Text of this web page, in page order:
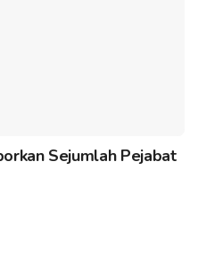
Sejumlah Pejabat